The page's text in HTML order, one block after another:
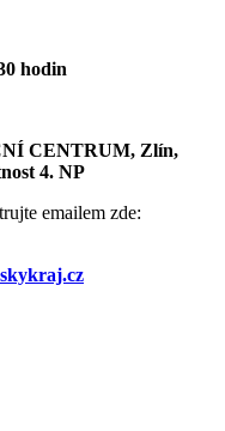
hodin
CENTRUM, Zlín,
4. NP
emailem zde: